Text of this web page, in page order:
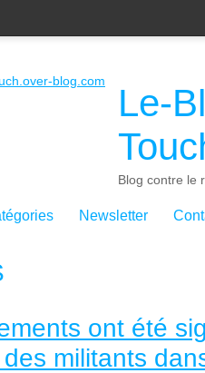
Le-
Blog contre le
Newsletter
ont été
militants